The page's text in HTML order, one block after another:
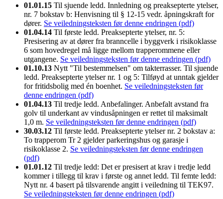
01.01.15 Til sjuende ledd. Innledning og preaksepterte ytelser,
nr. 7 bokstav b: Henvisning til § 12-15 vedr. åpningskraft for
dører. Se veiledningsteksten før denne endringen (pdf)
01.04.14 Til første ledd. Preaksepterte ytelser, nr. 5:
Presisering av at dører fra branncelle i byggverk i risikoklasse
6 som hovedregel må ligge mellom trapperommene eller
utgangene. Se veiledningsteksten før denne endringen (pdf)
01.10.13 Nytt "Til bestemmelsen" om takterrasser. Til sjuende
ledd. Preaksepterte ytelser nr. 1 og 5: Tilføyd at unntak gjelder
for fritidsbolig med én boenhet. Se veiledningsteksten før
denne endringen (pdf)
01.04.13 Til tredje ledd. Anbefalinger. Anbefalt avstand fra
golv til underkant av vindusåpningen er rettet til maksimalt
1,0 m. Se veiledningsteksten før denne endringen (pdf)
30.03.12 Til første ledd. Preaksepterte ytelser nr. 2 bokstav a:
To trapperom Tr 2 gjelder parkeringshus og garasje i
risikoklasse 2. Se veiledningsteksten før denne endringen
(pdf)
01.01.12 Til tredje ledd: Det er presisert at krav i tredje ledd
kommer i tillegg til krav i første og annet ledd. Til femte ledd:
Nytt nr. 4 basert på tilsvarende angitt i veiledning til TEK97.
Se veiledningsteksten før denne endringen (pdf)